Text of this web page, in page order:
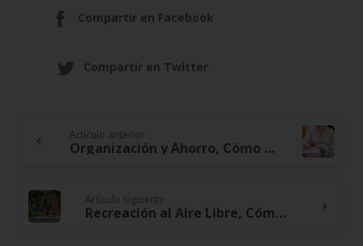
Compartir en Facebook
Compartir en Twitter
Continue
Reading
Artículo anterior
Organización y Ahorro, Cómo Despejar Espacios y Simplificar tu Vida Financiera
Artículo siguiente
Recreación al Aire Libre, Cómo Disfrutar de la Naturaleza sin Gastar en Exceso